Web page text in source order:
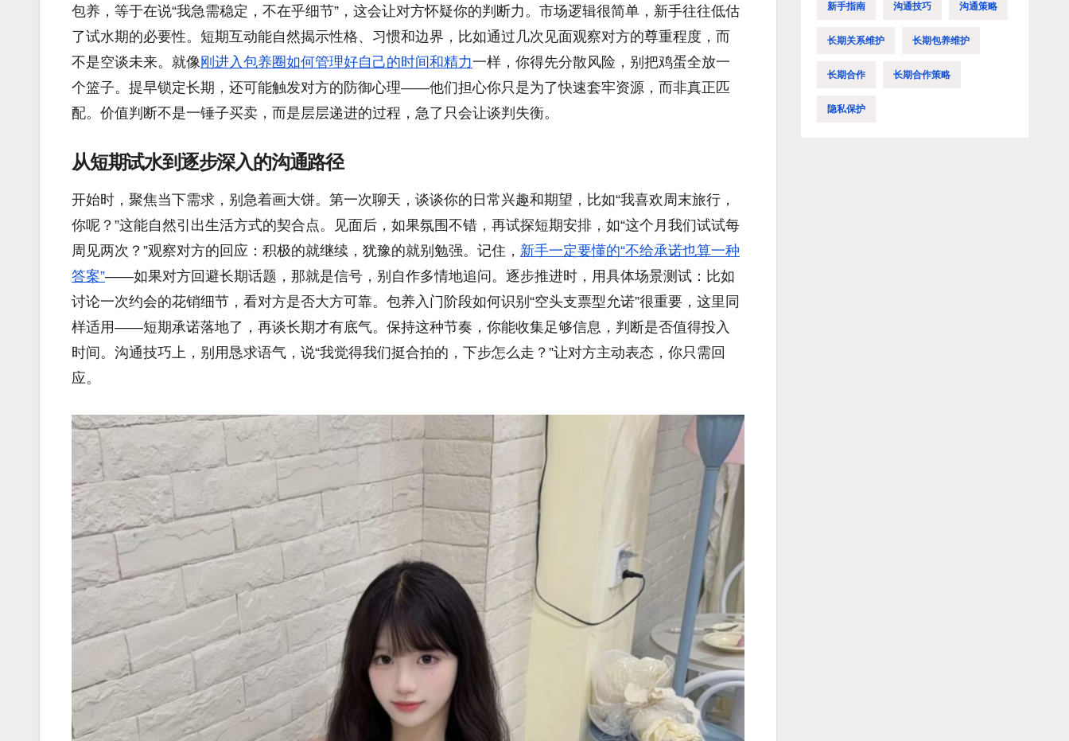
包养，等于在说“我急需稳定，不在乎细节”，这会让对方怀疑你的判断力。市场逻辑很简单，新手往往低估
了试水期的必要性。短期互动能自然揭示性格、习惯和边界，比如通过几次见面观察对方的尊重程度，而
不是空谈未来。就像刚进入包养圈如何管理好自己的时间和精力一样，你得先分散风险，别把鸡蛋全放一
个篮子。提早锁定长期，还可能触发对方的防御心理——他们担心你只是为了快速套牢资源，而非真正匹
配。价值判断不是一锤子买卖，而是层层递进的过程，急了只会让谈判失衡。
从短期试水到逐步深入的沟通路径
开始时，聚焦当下需求，别急着画大饼。第一次聊天，谈谈你的日常兴趣和期望，比如“我喜欢周末旅行，
你呢？”这能自然引出生活方式的契合点。见面后，如果氛围不错，再试探短期安排，如“这个月我们试试每
周见两次？”观察对方的回应：积极的就继续，犹豫的就别勉强。记住， 新手一定要懂的“不给承诺也算一种
答案”——如果对方回避长期话题，那就是信号，别自作多情地追问。逐步推进时，用具体场景测试：比如
讨论一次约会的花销细节，看对方是否大方可靠。包养入门阶段如何识别“空头支票型允诺”很重要，这里同
样适用——短期承诺落地了，再谈长期才有底气。保持这种节奏，你能收集足够信息，判断是否值得投入
时间。沟通技巧上，别用恳求语气，说“我觉得我们挺合拍的，下步怎么走？”让对方主动表态，你只需回
应。
新手指南 沟通技巧 沟通策略
长期关系维护 长期包养维护
长期合作 长期合作策略
隐私保护